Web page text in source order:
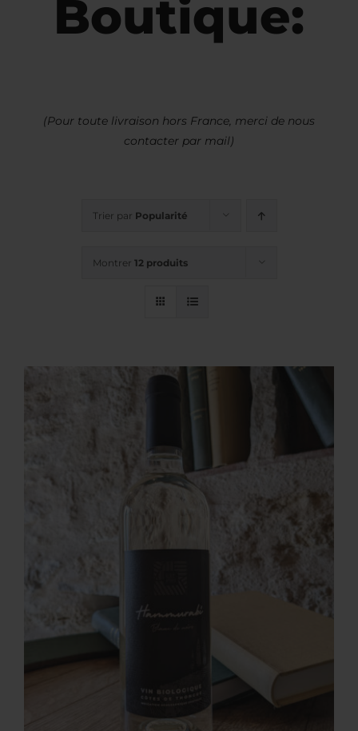
Boutique:
(Pour toute livraison hors France, merci de nous
contacter par mail)
Trier par Popularité
Montrer 12 produits